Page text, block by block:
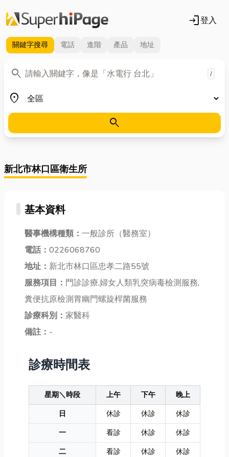
login登入
關鍵字搜尋 電話 進階 產品 地址
search
關鍵字 /
place
地區
search
新北市林口區衛生所
基本資料
醫事機構種類： 一般診所（醫務室）
電話： 0226068760
地址： 新北市林口區忠孝二路55號
服務項目： 門診診療,婦女人類乳突病毒檢測服務,
糞便抗原檢測胃幽門螺旋桿菌服務
診療科別： 家醫科
備註： -
診療時間表
星期＼時段 上午 下午
晚上
日
休診 休診
休診
一
看診 休診
休診
二
看診 休診
休診